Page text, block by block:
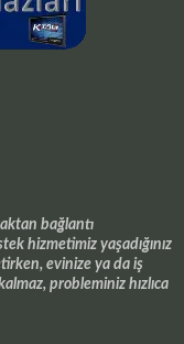
bağlantı
hizmetimiz yaşadığınız
evinize ya da iş
probleminiz hızlıca